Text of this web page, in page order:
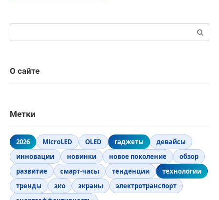
О сайте
Метки
2026 MicroLED OLED гаджеты
девайсы
инновации
новинки новое поколение
обзор
развитие
смарт-часы тенденции
технологии
тренды
эко экраны
электротранспорт